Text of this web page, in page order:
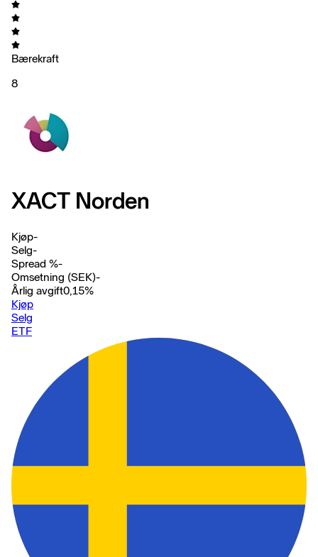
Bærekraft
8
XACT Norden
Kjøp-
Selg-
Spread %-
Omsetning (SEK)-
Årlig avgift0,15%
Kjøp
Selg
ETF